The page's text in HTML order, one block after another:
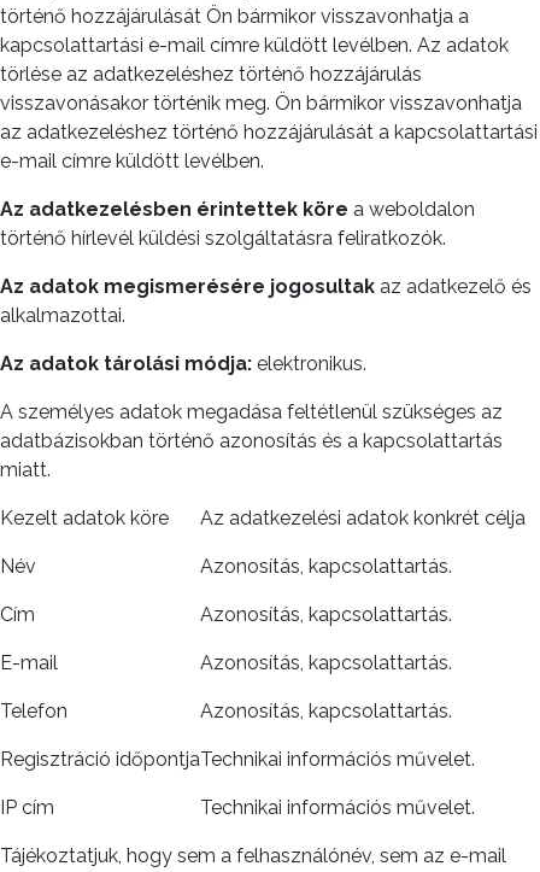
történő hozzájárulását Ön bármikor visszavonhatja a
kapcsolattartási e-mail címre küldött levélben. Az adatok
törlése az adatkezeléshez történő hozzájárulás
visszavonásakor történik meg. Ön bármikor visszavonhatja
az adatkezeléshez történő hozzájárulását a kapcsolattartási
e-mail címre küldött levélben.
Az adatkezelésben érintettek köre a weboldalon
történő hírlevél küldési szolgáltatásra feliratkozók.
Az adatok megismerésére jogosultak az adatkezelő és
alkalmazottai.
Az adatok tárolási módja: elektronikus.
A személyes adatok megadása feltétlenül szükséges az
adatbázisokban történő azonosítás és a kapcsolattartás
miatt.
Kezelt adatok köre Az adatkezelési adatok konkrét célja
Név Azonosítás, kapcsolattartás.
Cím Azonosítás, kapcsolattartás.
E-mail Azonosítás, kapcsolattartás.
Telefon Azonosítás, kapcsolattartás.
Regisztráció időpontjaTechnikai információs művelet.
IP cím Technikai információs művelet.
Tájékoztatjuk, hogy sem a felhasználónév, sem az e-mail